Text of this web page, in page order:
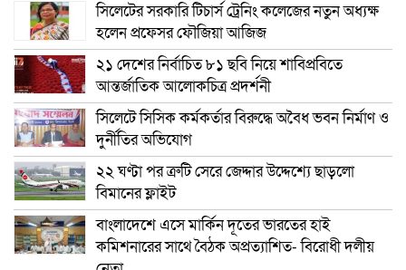
সিলেটের সরকারি টিচার্স ট্রেনিং কলেজের নতুন অধ্যক্ষ
হলেন প্রফেসর ফৌজিয়া আজিজ
২১ দেশের নির্বাচিত ৮১ ছবি নিয়ে শাবিপ্রবিতে
আন্তর্জাতিক আলোকচিত্র প্রদর্শনী
সিলেটে সিসিক কর্মকর্তার বিরুদ্ধে অবৈধ ভবন নির্মাণ ও
দুর্নীতির অভিযোগ
২২ ঘণ্টা পর ত্রুটি সেরে জেদ্দার উদ্দেশ্যে ছাড়লো
বিমানের ফ্লাইট
বাংলাদেশে এসে মার্কিন দূতের ভারতের হাই
কমিশনারের সাথে বৈঠক অপ্রত্যাশিত- বিরোধী দলীয়